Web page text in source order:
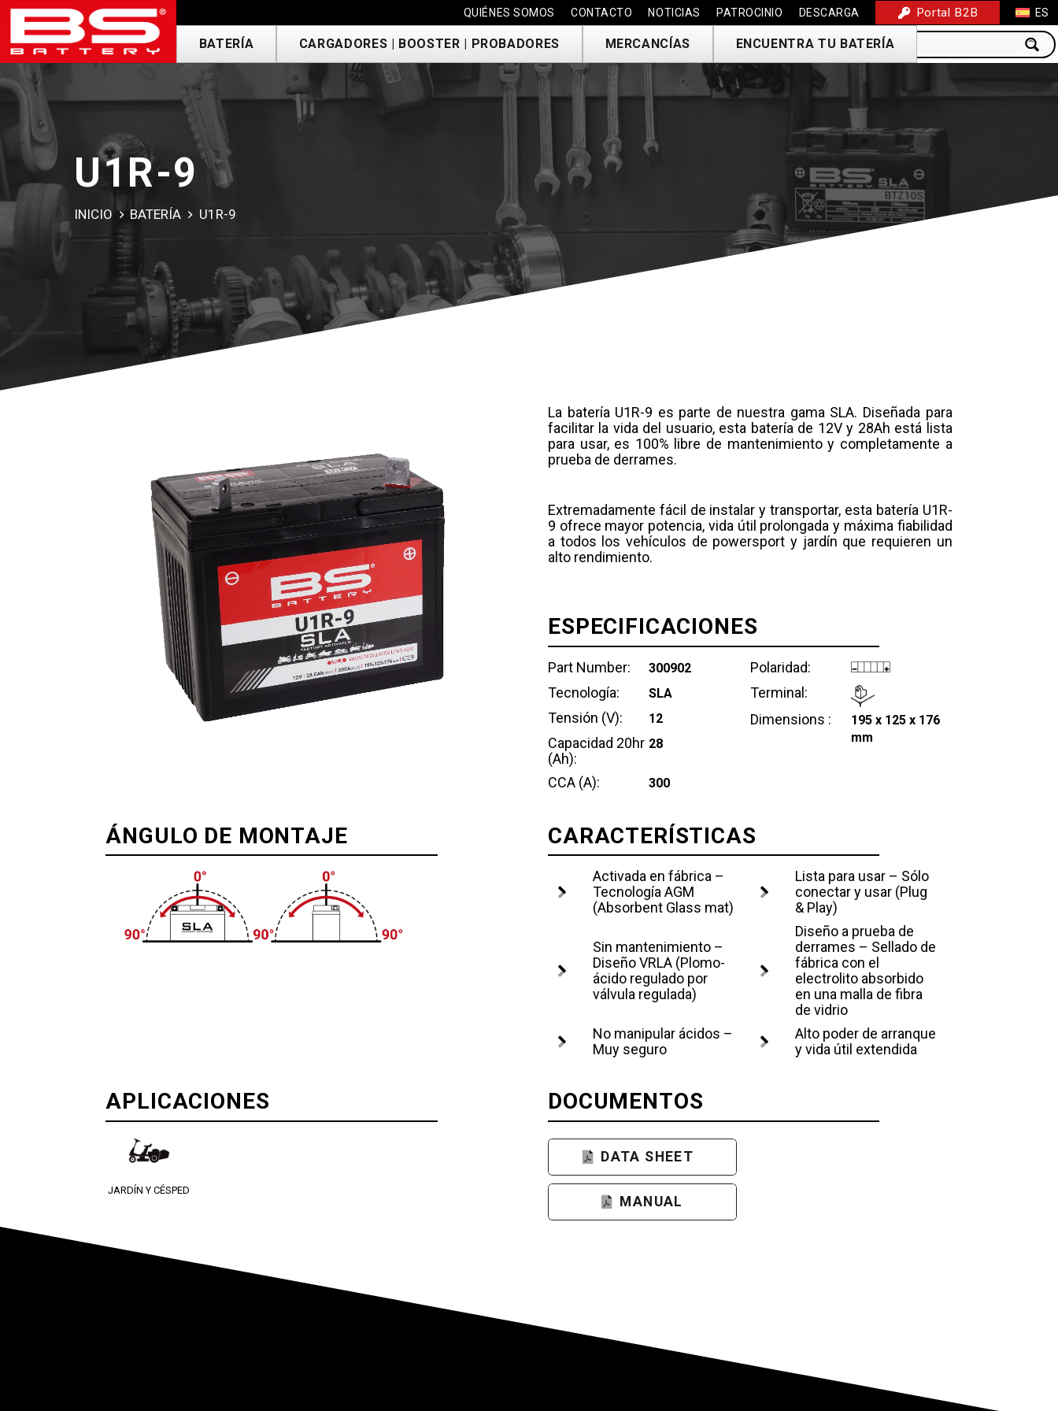
QUIÉNES SOMOS CONTACTO NOTICIAS PATROCINIO DESCARGA Portal B2B ES
BATERÍA CARGADORES | BOOSTER | PROBADORES MERCANCÍAS ENCUENTRA TU BATERÍA
U1R-9
INICIO BATERÍA U1R-9
La batería U1R-9 es parte de nuestra gama SLA. Diseñada para
facilitar la vida del usuario, esta batería de 12V y 28Ah está lista
para usar, es 100% libre de mantenimiento y completamente a
prueba de derrames.
Extremadamente fácil de instalar y transportar, esta batería U1R-
9 ofrece mayor potencia, vida útil prolongada y máxima fiabilidad
a todos los vehículos de powersport y jardín que requieren un
alto rendimiento.
ESPECIFICACIONES
Part Number: 300902
Tecnología: SLA
Tensión (V): 12
Capacidad 20hr
(Ah):
28
CCA (A): 300
Polaridad:
Terminal:
Dimensions :
195 x 125 x 176
mm
ÁNGULO DE MONTAJE CARACTERÍSTICAS
Activada en fábrica –
Tecnología AGM
(Absorbent Glass mat)
Lista para usar – Sólo
conectar y usar (Plug
& Play)
Sin mantenimiento –
Diseño VRLA (Plomo-
ácido regulado por
válvula regulada)
Diseño a prueba de
derrames – Sellado de
fábrica con el
electrolito absorbido
en una malla de fibra
de vidrio
No manipular ácidos –
Muy seguro
Alto poder de arranque
y vida útil extendida
APLICACIONES
JARDÍN Y CÉSPED
DOCUMENTOS
DATA SHEET
MANUAL